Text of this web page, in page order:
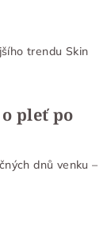
trendu Skin
pleť po
dnů venku –